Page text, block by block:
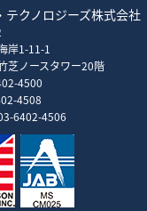
テクノロジーズ株式会社
岸1-11-1
芝ノースタワー20階
4500
4508
6402-4506